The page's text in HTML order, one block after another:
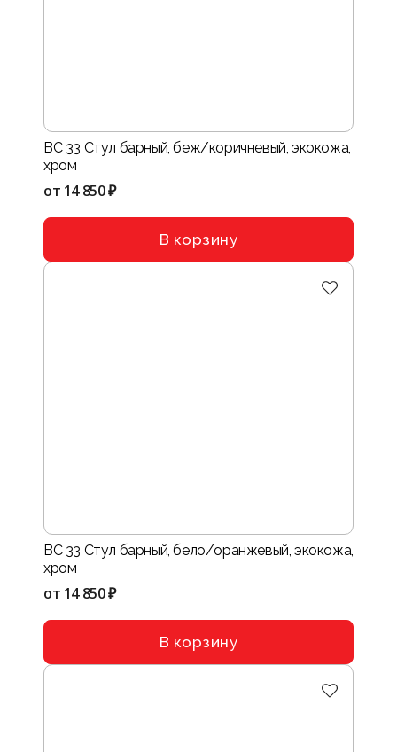
BC 33 Стул барный, беж/коричневый, экокожа,
хром
от 14 850 ₽
В корзину
BC 33 Стул барный, бело/оранжевый, экокожа,
хром
от 14 850 ₽
В корзину